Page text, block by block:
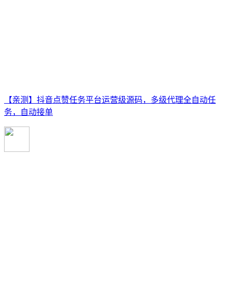
【亲测】抖音点赞任务平台运营级源码，多级代理全自动任
务，自动接单